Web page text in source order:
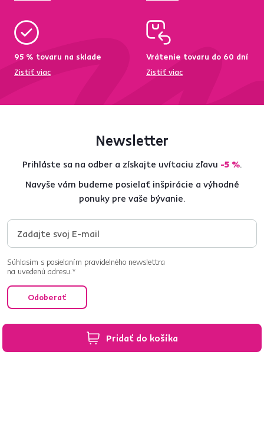
Pridať do košíka
95 % tovaru na sklade
Zistiť viac
Vrátenie tovaru do 60 dní
Zistiť viac
Newsletter
Prihláste sa na odber a získajte uvítaciu zľavu -5 %.
Navyše vám budeme posielať inšpirácie a výhodné
ponuky pre vaše bývanie.
Súhlasím s posielaním pravidelného newslettra
na uvedenú adresu.*
Odoberať
Chcete o všetkom vedieť ako prvý? Nastavte si doručovanie našich
e‑mailov tak, aby vám nič neušlo. Návod nájdete tu